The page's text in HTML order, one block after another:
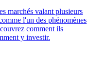
marchés valant plusieurs
l'un des phénomènes
comment ils
y investir.